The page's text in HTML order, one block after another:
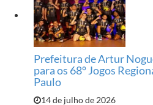
Prefeitura de Artur
para os 68º Jogos
Paulo
14 de julho de 2026